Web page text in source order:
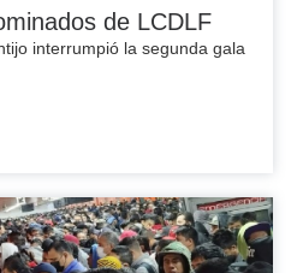
de LCDLF
interrumpió la segunda gala